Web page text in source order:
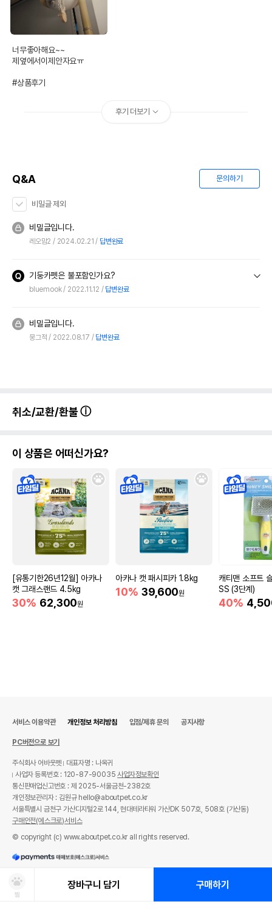
너무좋아해요~~
제옆에서이제안자요ㅠ
#상품후기
후기 더보기
Q&A 문의하기
비밀글 제외
비밀글입니다.
레오맘2 2024.02.21 답변완료
기둥카펫은 불포함인가요?
bluemook 2022.11.12 답변완료
비밀글입니다.
뭉그적 2022.08.17 답변완료
취소/교환/환불
이 상품은 어떠신가요?
[유통기한26년12월] 아카나
캣 그래스랜드 4.5kg
30% 62,300원
아카나 캣 패시피카 1.8kg
10% 39,600원
캐티맨 소프트
SS (3단계)
40%
찜
장바구니 담기 구매하기
서비스 이용약관 개인정보 처리방침 입점/제휴 문의 공지사항
PC버전으로 보기
주식회사 어바웃펫
대표자명 : 나옥귀
사업자 등록번호 : 120-87-90035사업자정보확인
통신판매업신고번호 : 제 2025-서울금천-2382호
개인정보관리자 : 김원규 hello@aboutpet.co.kr
서울특별시 금천구 가산디지털2로 144, 현대테라타워 가산DK 507호, 508호 (가산동)
구매안전(에스크로)서비스
© copyright (c) www.aboutpet.co.kr all rights reserved.